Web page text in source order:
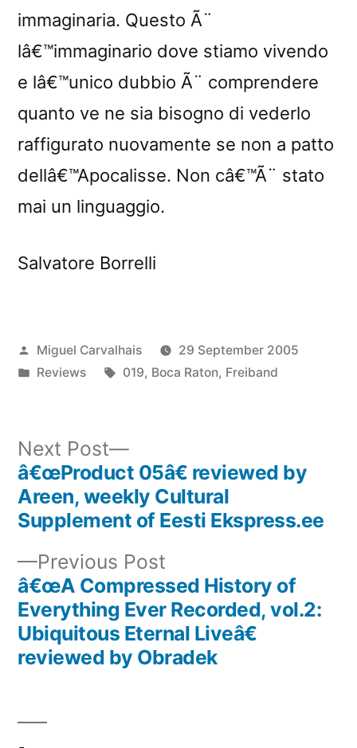
immaginaria. Questo Ã¨
lâ€™immaginario dove stiamo vivendo
e lâ€™unico dubbio Ã¨ comprendere
quanto ve ne sia bisogno di vederlo
raffigurato nuovamente se non a patto
dellâ€™Apocalisse. Non câ€™Ã¨ stato
mai un linguaggio.
Salvatore Borrelli
Posted
by
Miguel Carvalhais
29 September 2005
Posted
Reviews Tags:
019, Boca Raton, Freiband
Post
navigation
Previous Post
post:
â€œA Compressed History of
Everything Ever Recorded, vol.2:
Ubiquitous Eternal Liveâ€
reviewed by Obradek
Next Post
Next
post:
â€œProduct 05â€ reviewed by
Areen, weekly Cultural
Supplement of Eesti Ekspress.ee